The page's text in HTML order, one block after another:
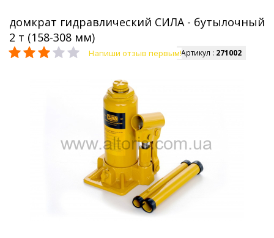
домкрат гидравлический СИЛА - бутылочный
2 т (158-308 мм)
Напиши отзыв первым!Артикул : 271002